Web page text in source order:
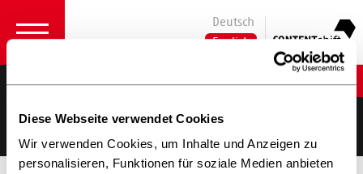
Diese Webseite verwendet Cookies
Wir verwenden Cookies, um Inhalte und Anzeigen zu
personalisieren, Funktionen für soziale Medien anbieten
Deutsch
English
Jasmin Ahluwalia und Philipp Neie
Fachinformationen / Managing Director
Schweitzer Fachinformationen